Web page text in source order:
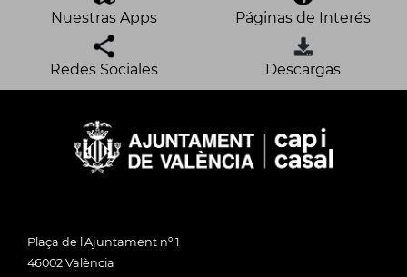
Nuestras Apps Páginas de Interés
Redes Sociales Descargas
Plaça de l'Ajuntament nº 1
46002 València